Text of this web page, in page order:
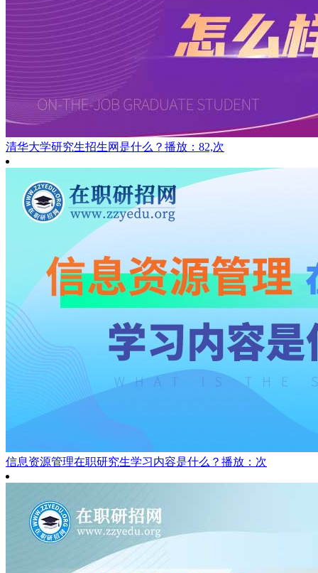
清华大学研究生招生网是什么？ 播放：82,次
信息资源管理在职研究生学习内容是什么？ 播放：次